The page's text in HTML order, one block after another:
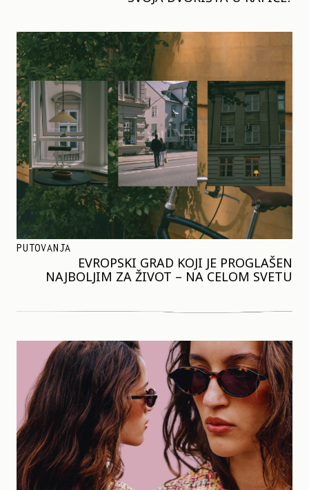
PUTOVANJA
EVROPSKI GRAD KOJI JE PROGLAŠEN
NAJBOLJIM ZA ŽIVOT – NA CELOM SVETU